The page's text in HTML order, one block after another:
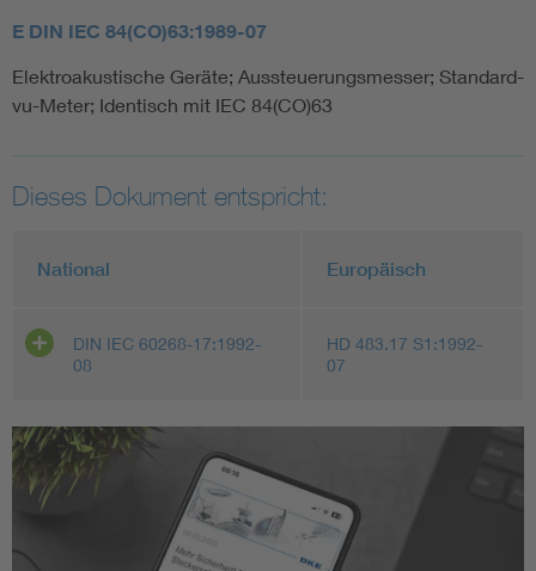
E DIN IEC 84(CO)63:1989-07
Elektroakustische Geräte; Aussteuerungsmesser; Standard-
vu-Meter; Identisch mit IEC 84(CO)63
Dieses Dokument entspricht:
National Europäisch
DIN IEC 60268-17:1992-
08
HD 483.17 S1:1992-
07